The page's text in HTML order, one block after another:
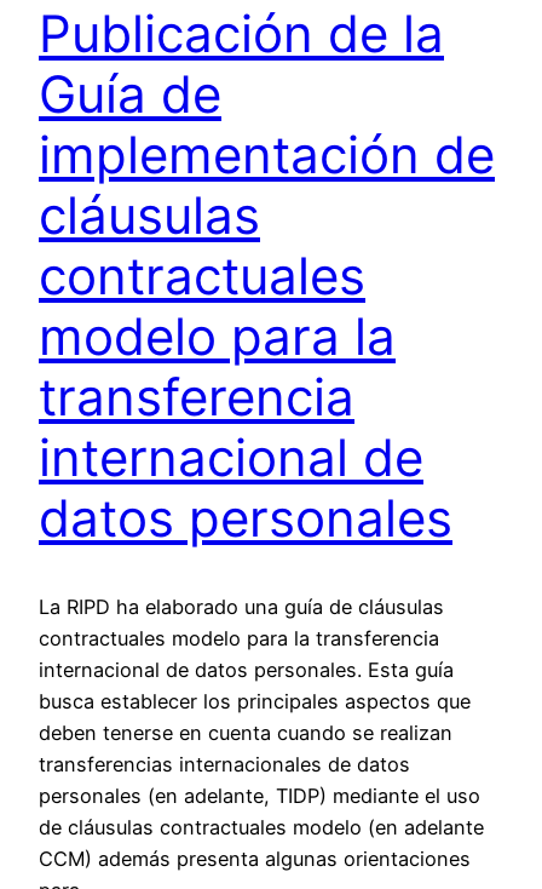
Publicación de la
Guía de
implementación de
cláusulas
contractuales
modelo para la
transferencia
internacional de
datos personales
La RIPD ha elaborado una guía de cláusulas
contractuales modelo para la transferencia
internacional de datos personales. Esta guía
busca establecer los principales aspectos que
deben tenerse en cuenta cuando se realizan
transferencias internacionales de datos
personales (en adelante, TIDP) mediante el uso
de cláusulas contractuales modelo (en adelante
CCM) además presenta algunas orientaciones